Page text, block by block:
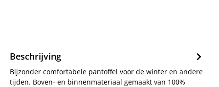
Beschrijving
Bijzonder comfortabele pantoffel voor de winter en andere
tijden. Boven- en binnenmateriaal gemaakt van 100%